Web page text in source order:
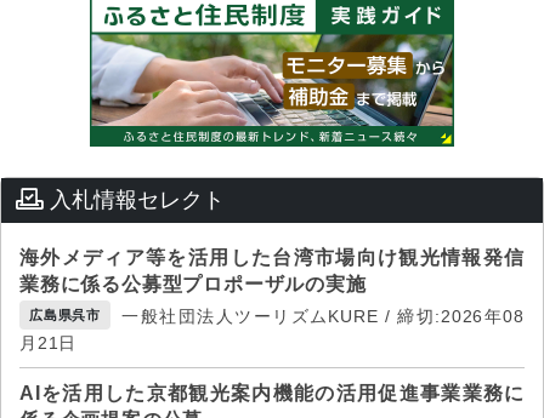
入札情報セレクト
海外メディア等を活用した台湾市場向け観光情報発信
業務に係る公募型プロポーザルの実施
広島県呉市
一般社団法人ツーリズムKURE / 締切:2026年08
月21日
AIを活用した京都観光案内機能の活用促進事業業務に